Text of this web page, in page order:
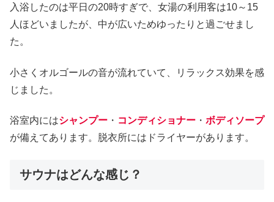
入浴したのは平日の20時すぎで、女湯の利用客は10～15
人ほどいましたが、中が広いためゆったりと過ごせまし
た。
小さくオルゴールの音が流れていて、リラックス効果を感
じました。
浴室内にはシャンプー ・ コンディショナー ・ ボディソープ
が備えてあります。脱衣所にはドライヤーがあります。
サウナはどんな感じ？